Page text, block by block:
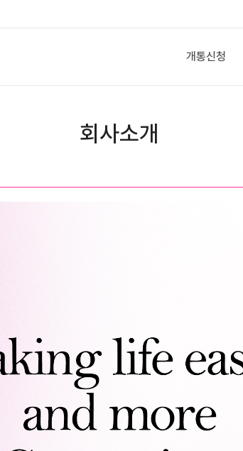
개통신청
회사소개